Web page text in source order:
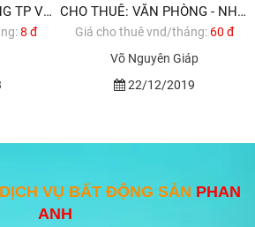
CHO THUÊ NHÀ XƯỞNG TP VŨNG TÀU
8 đ
CHO THUÊ: VĂN PHÒNG - NHÀ XƯỞNG MẶT TIỀN VÕ NGUYÊN GIÁP, P12, TP. VŨNG TÀU
Giá cho thuê vnd/tháng: 60 đ
Võ Nguyên Giáp
22/12/2019
VỤ BẤT ĐỘNG SẢN PHAN
ANH